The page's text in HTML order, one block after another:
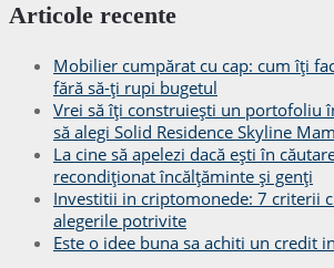
Articole recente
Mobilier cumpărat cu cap: cum îți
fără să-ți rupi bugetul
Vrei să îți construiești un portofoliu
să alegi Solid Residence Skyline
La cine să apelezi dacă ești în
recondiționat încălțăminte și genți
Investitii in criptomonede: 7 criterii
alegerile potrivite
Este o idee buna sa achiti un credit